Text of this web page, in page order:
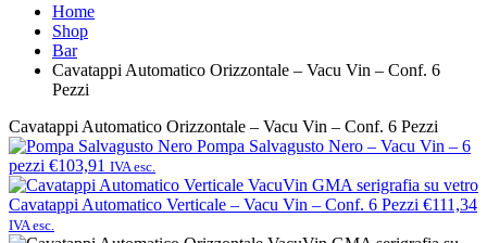
Home
Shop
Bar
Cavatappi Automatico Orizzontale – Vacu Vin – Conf. 6
Pezzi
Cavatappi Automatico Orizzontale – Vacu Vin – Conf. 6 Pezzi
Pompa Salvagusto Nero – Vacu Vin – 6
pezzi €103,91 IVA esc.
Cavatappi Automatico Verticale – Vacu Vin – Conf. 6 Pezzi €111,34
IVA esc.